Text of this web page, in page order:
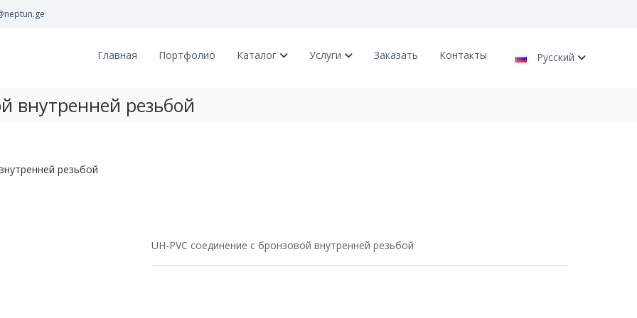
Главная Портфолио Каталог Услуги Заказать Контакты Русский
внутренней резьбой
резьбой
UH-PVC соединение с бронзовой внутренней резьбой